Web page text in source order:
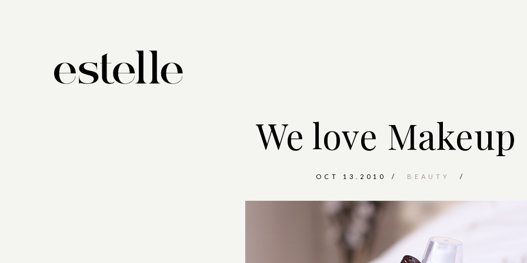
We love Makeup
OCT 13.2010 BEAUTY